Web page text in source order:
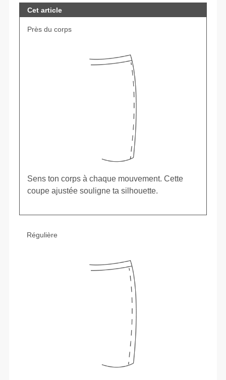
Cet article
Près du corps
Sens ton corps à chaque mouvement. Cette
coupe ajustée souligne ta silhouette.
Régulière